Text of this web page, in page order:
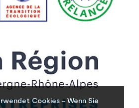
Cookies – Wenn Sie